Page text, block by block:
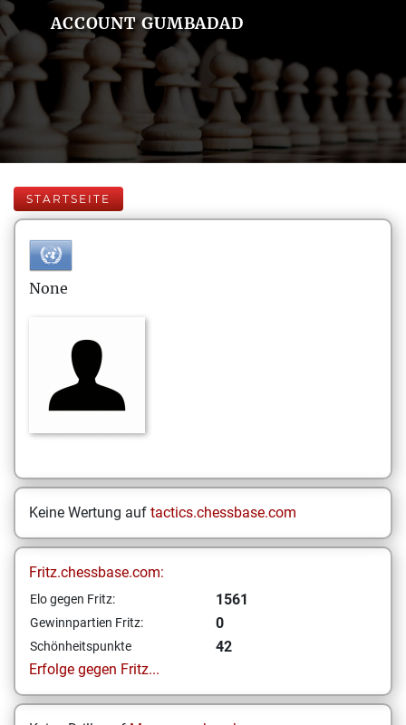
ACCOUNT GUMBADAD
STARTSEITE
None
Keine Wertung auf tactics.chessbase.com
Fritz.chessbase.com:
Elo gegen Fritz: 1561
Gewinnpartien Fritz: 0
Schönheitspunkte
42
Erfolge gegen Fritz...